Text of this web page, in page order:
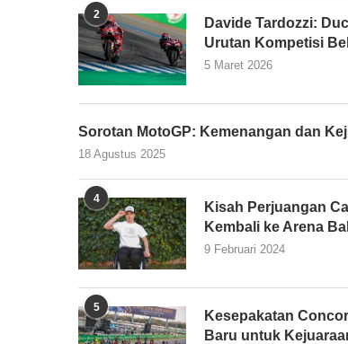
2
Davide Tardozzi:
Urutan Kompetisi
5 Maret 2026
Sorotan MotoGP: Kemenangan dan
18 Agustus 2025
4
Kisah Perjuangan
Kembali ke Arena
9 Februari 2024
5
Kesepakatan
Baru untuk